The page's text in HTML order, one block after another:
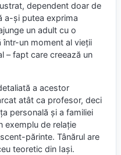
dependent doar de
a-și putea exprima
un adult cu o
într-un moment al vieții
– fapt care creează un
a acestor
atât ca profesor, deci
personală și a familiei
exemplu de relație
părinte. Tânărul are
teoretic din Iași.